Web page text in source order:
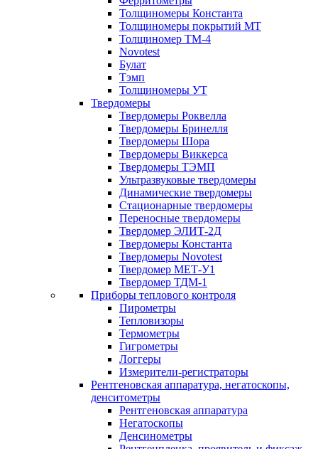
Толщиномеры Константа
Толщиномеры покрытий МТ
Толщиномер ТМ-4
Novotest
Булат
Тэмп
Толщиномеры УТ
Твердомеры
Твердомеры Роквелла
Твердомеры Бринелля
Твердомеры Шора
Твердомеры Виккерса
Твердомеры ТЭМП
Ультразвуковые твердомеры
Динамические твердомеры
Стационарные твердомеры
Переносные твердомеры
Твердомер ЭЛИТ-2Д
Твердомеры Константа
Твердомеры Novotest
Твердомер МЕТ-У1
Твердомер ТДМ-1
Приборы теплового контроля
Пирометры
Тепловизоры
Термометры
Гигрометры
Логгеры
Измерители-регистраторы
Рентгеновская аппаратура, негатоскопы,
денситометры
Рентгеновская аппаратура
Негатоскопы
Денсинометры